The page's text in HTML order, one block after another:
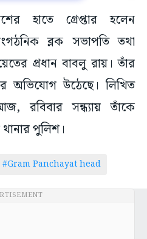
হাতে গ্রেপ্তার হলেন
ব্লক সভাপতি তথা
প্রধান বাবলু রায়। তাঁর
অভিযোগ উঠেছে। লিখিত
রবিবার সন্ধ্যায় তাঁকে
পুলিশ।
#Gram Panchayat head